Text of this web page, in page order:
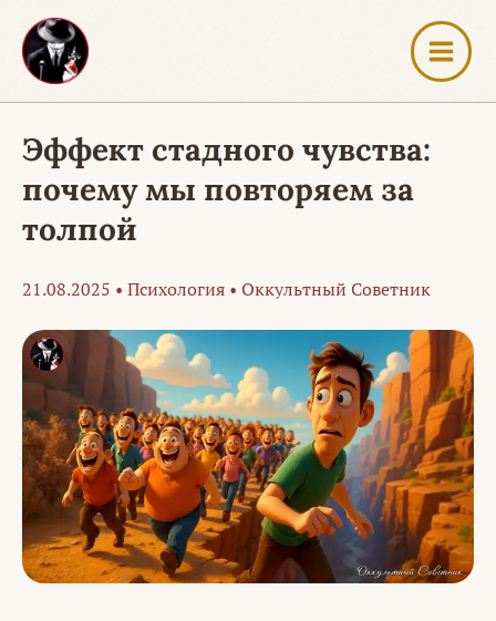
Перейти
содержимому
Эффект стадного чувства:
почему мы повторяем за
толпой
21.08.2025 • Психология • Оккультный Советник